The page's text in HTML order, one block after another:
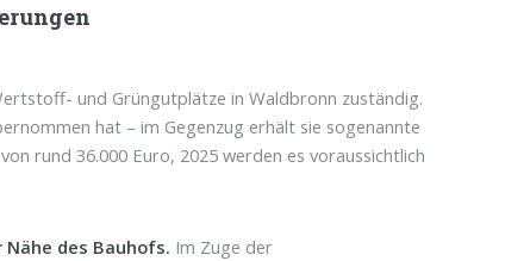
und Grüngutplätze in Waldbronn zuständig.
hat – im Gegenzug erhält sie sogenannte
rund 36.000 Euro, 2025 werden es voraussichtlich
des Bauhofs. Im Zuge der